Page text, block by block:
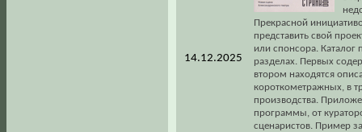
14.12.2025
Прекрасной
представить свой
или спонсора. Каталог
разделах. Первых
втором находятся
короткометражных, в
производства.
программы, от
сценаристов. Пример